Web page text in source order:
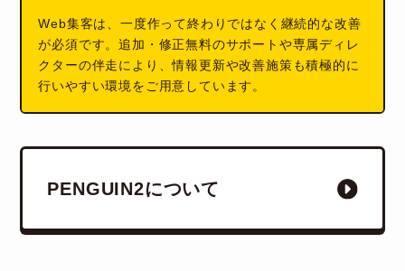
Web集客は、一度作って終わりではなく継続的な改善
が必須です。追加・修正無料のサポートや専属ディレ
クターの伴走により、情報更新や改善施策も積極的に
行いやすい環境をご用意しています。
PENGUIN2について